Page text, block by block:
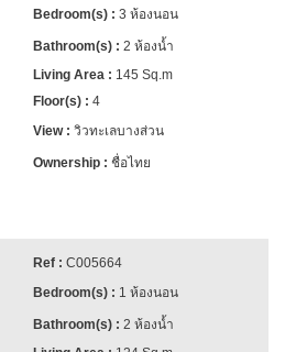
3 ห้องนอน
2 ห้องน้ำ
145 Sq.m
4
วิวทะเลบางส่วน
ชื่อไทย
C005664
1 ห้องนอน
2 ห้องน้ำ